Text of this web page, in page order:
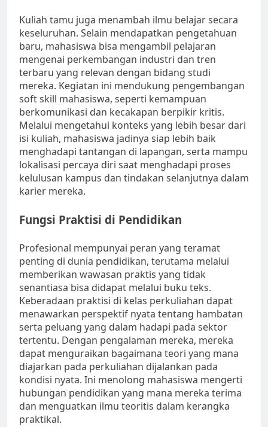
Kuliah tamu juga menambah ilmu belajar secara
keseluruhan. Selain mendapatkan pengetahuan
baru, mahasiswa bisa mengambil pelajaran
mengenai perkembangan industri dan tren
terbaru yang relevan dengan bidang studi
mereka. Kegiatan ini mendukung pengembangan
soft skill mahasiswa, seperti kemampuan
berkomunikasi dan kecakapan berpikir kritis.
Melalui mengetahui konteks yang lebih besar dari
isi kuliah, mahasiswa jadinya siap lebih baik
menghadapi tantangan di lapangan, serta mampu
lokalisasi percaya diri saat menghadapi proses
kelulusan kampus dan tindakan selanjutnya dalam
karier mereka.
Fungsi Praktisi di Pendidikan
Profesional mempunyai peran yang teramat
penting di dunia pendidikan, terutama melalui
memberikan wawasan praktis yang tidak
senantiasa bisa didapat melalui buku teks.
Keberadaan praktisi di kelas perkuliahan dapat
menawarkan perspektif nyata tentang hambatan
serta peluang yang dalam hadapi pada sektor
tertentu. Dengan pengalaman mereka, mereka
dapat menguraikan bagaimana teori yang mana
diajarkan pada perkuliahan dijalankan pada
kondisi nyata. Ini menolong mahasiswa mengerti
hubungan pendidikan yang mana mereka terima
dan menguatkan ilmu teoritis dalam kerangka
praktikal.